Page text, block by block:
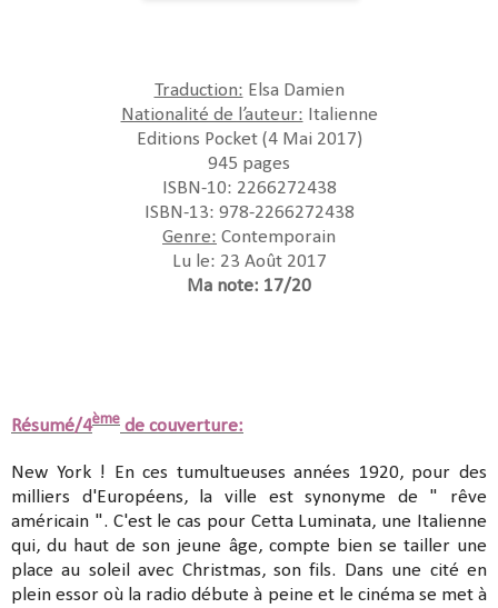
Traduction: Elsa Damien
Nationalité de l’auteur: Italienne
Editions Pocket (4 Mai 2017)
945 pages
ISBN-10: 2266272438
ISBN-13: 978-2266272438
Genre: Contemporain
Lu le: 23 Août 2017
Ma note: 17/20
Résumé/4ème de couverture:
New York ! En ces tumultueuses années 1920, pour des
milliers d'Européens, la ville est synonyme de " rêve
américain ". C'est le cas pour Cetta Luminata, une Italienne
qui, du haut de son jeune âge, compte bien se tailler une
place au soleil avec Christmas, son fils. Dans une cité en
plein essor où la radio débute à peine et le cinéma se met à